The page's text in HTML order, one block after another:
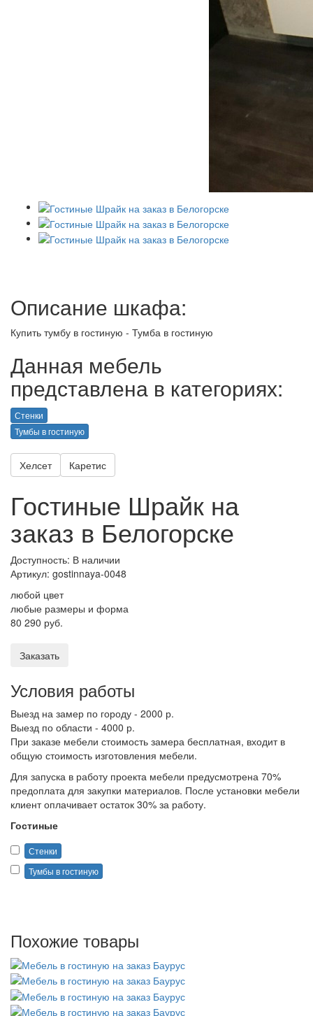
Описание шкафа:
Купить тумбу в гостиную - Тумба в гостиную
Данная мебель
представлена в категориях:
Стенки
Тумбы в гостиную
Хелсет Каретис
Гостиные Шрайк на
заказ в Белогорске
Доступность: В наличии
Артикул: gostinnaya-0048
любой цвет
любые размеры и форма
80 290 руб.
Заказать
Условия работы
Выезд на замер по городу - 2000 р.
Выезд по области - 4000 р.
При заказе мебели стоимость замера бесплатная, входит в
общую стоимость изготовления мебели.
Для запуска в работу проекта мебели предусмотрена 70%
предоплата для закупки материалов. После установки мебели
клиент оплачивает остаток 30% за работу.
Гостиные
Стенки
Тумбы в гостиную
Похожие товары